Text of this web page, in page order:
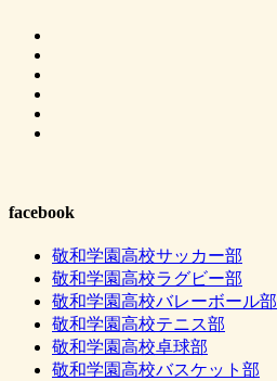
facebook
敬和学園高校サッカー部
敬和学園高校ラグビー部
敬和学園高校バレーボール部
敬和学園高校テニス部
敬和学園高校卓球部
敬和学園高校バスケット部